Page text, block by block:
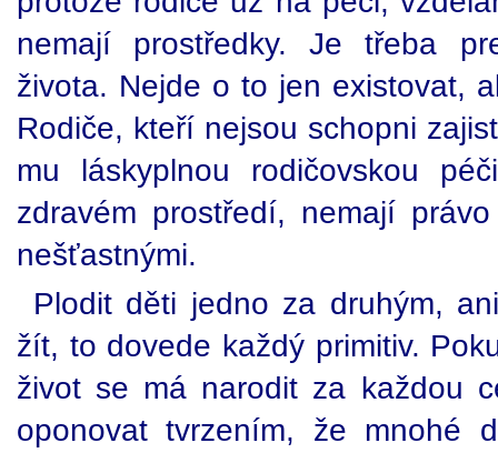
nemají prostředky. Je třeba
života. Nejde o to jen existovat,
Rodiče, kteří nejsou schopni
mu láskyplnou rodičovskou
zdravém prostředí, nemají
nešťastnými.
Plodit děti jedno za druhým,
žít, to dovede každý primitiv.
život se má narodit za každou
oponovat tvrzením, že mnohé